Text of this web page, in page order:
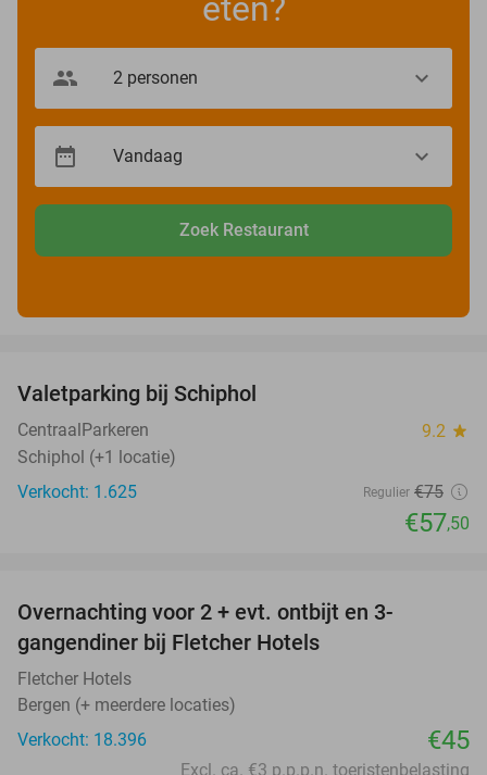
eten?
Zoek Restaurant
Valetparking bij Schiphol
CentraalParkeren 9.2 star
Schiphol (+1 locatie)
Verkocht: 1.625
Regulier €75
€57,50
Overnachting voor 2 + evt. ontbijt en 3-
gangendiner bij Fletcher Hotels
Fletcher Hotels
Bergen (+ meerdere locaties)
Verkocht: 18.396
€45
Excl. ca. €3 p.p.p.n. toeristenbelasting